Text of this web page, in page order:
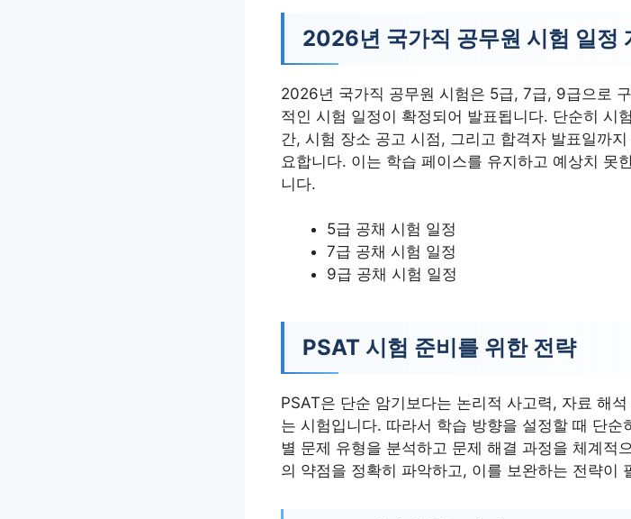
2026년 국가직 공무원 시험 일정
2026년 국가직 공무원 시험은 5급, 7급, 9급으로
적인 시험 일정이 확정되어 발표됩니다. 단순히 시
간, 시험 장소 공고 시점, 그리고 합격자 발표일까
요합니다. 이는 학습 페이스를 유지하고 예상치 못
니다.
5급 공채 시험 일정
7급 공채 시험 일정
9급 공채 시험 일정
PSAT 시험 준비를 위한 전략
PSAT은 단순 암기보다는 논리적 사고력, 자료 해
는 시험입니다. 따라서 학습 방향을 설정할 때 단
별 문제 유형을 분석하고 문제 해결 과정을 체계적
의 약점을 정확히 파악하고, 이를 보완하는 전략이